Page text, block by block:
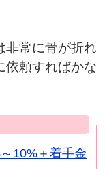
非常に骨が折れ
依頼すればかな
10%＋着手金